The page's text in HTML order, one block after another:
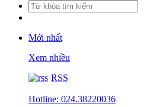
Mới nhất
Xem nhiều
RSS
Hotline: 024.38220036